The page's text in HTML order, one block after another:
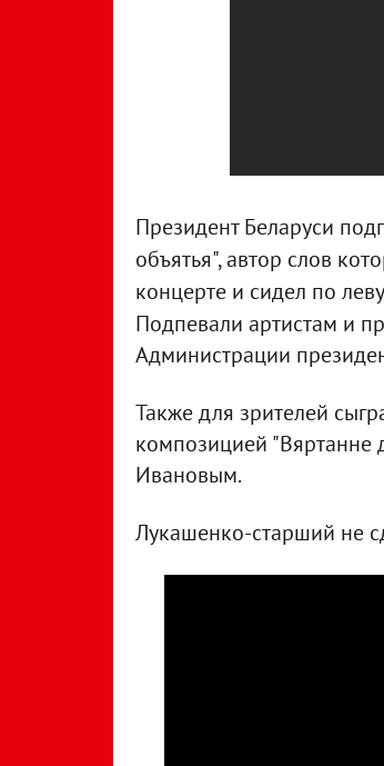
Президент Беларуси
объятья", автор слов
концерте и сидел по
Подпевали артистам и
Администрации
Также для зрителей
композицией "Вяртанне
Ивановым.
Лукашенко-старший не